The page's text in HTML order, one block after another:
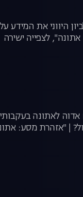
היווני את המידע
לצפייה ישירה
לאתונה
| "אזהרת מסע: